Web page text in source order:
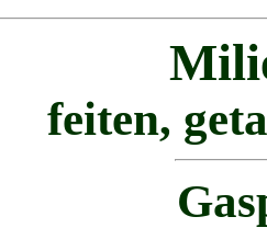
feiten,